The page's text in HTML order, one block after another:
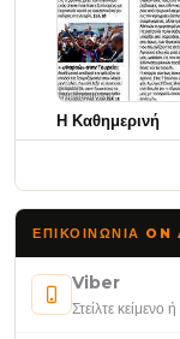
Η Καθημερινή
ΕΠΙΚΟΙΝΩΝΊΑ ON
Viber
Στείλτε